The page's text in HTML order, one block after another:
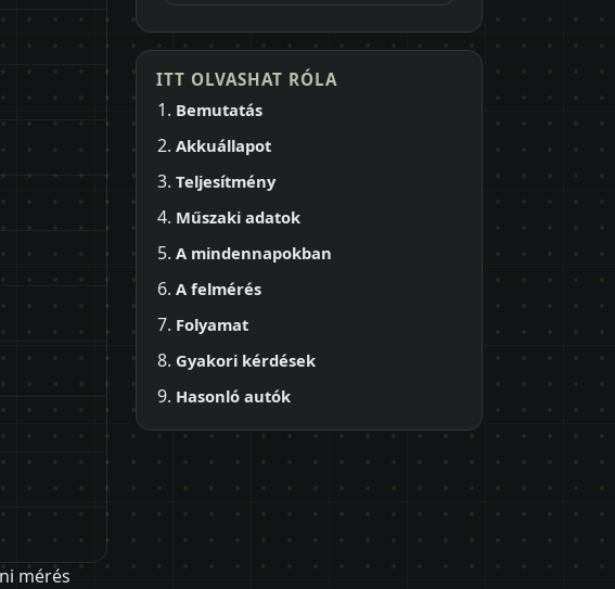
mérés
ITT OLVASHAT RÓLA
Bemutatás
Akkuállapot
Teljesítmény
Műszaki adatok
A mindennapokban
A felmérés
Folyamat
Gyakori kérdések
Hasonló autók